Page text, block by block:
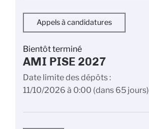
Appels à candidatures
Bientôt terminé
AMI PISE 2027
Date limite des dépôts
11/10/2026 à 0:00 (dans 65 jours)